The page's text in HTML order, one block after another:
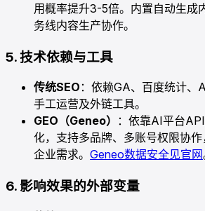
用概率提升3-5倍。内置自动生成
务线内容生产协作。
5. 技术依赖与工具
传统SEO ：依赖GA、百度统计、
手工运营及外链工具。
GEO（Geneo）
：依靠AI平台
化，支持多品牌、多账号权限协
企业需求。 Geneo数据安全见官网
6. 影响效果的外部变量